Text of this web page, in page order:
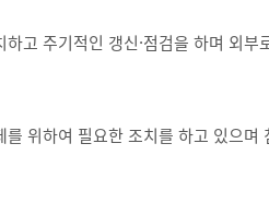
고 주기적인 갱신·점검을 하며 외
위하여 필요한 조치를 하고 있으